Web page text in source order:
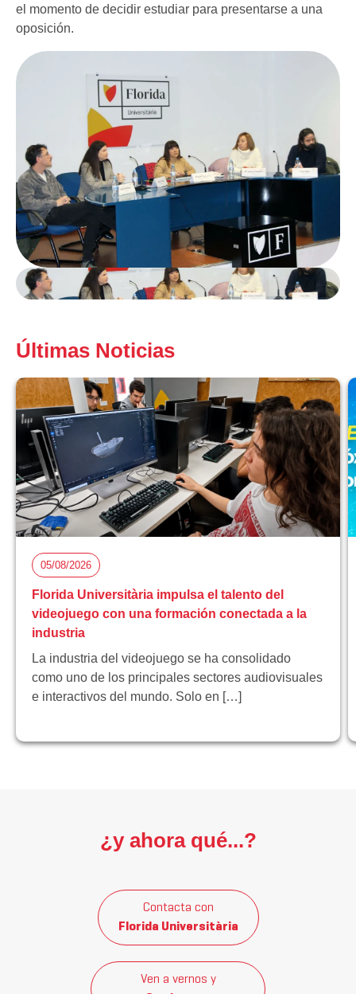
el momento de decidir estudiar para presentarse a una
oposición.
Últimas Noticias
05/08/2026
Florida Universitària impulsa el talento del
videojuego con una formación conectada a la
industria
La industria del videojuego se ha consolidado
como uno de los principales sectores audiovisuales
e interactivos del mundo. Solo en […]
¿y ahora qué...?
Contacta con
Florida Universitària
Ven a vernos y